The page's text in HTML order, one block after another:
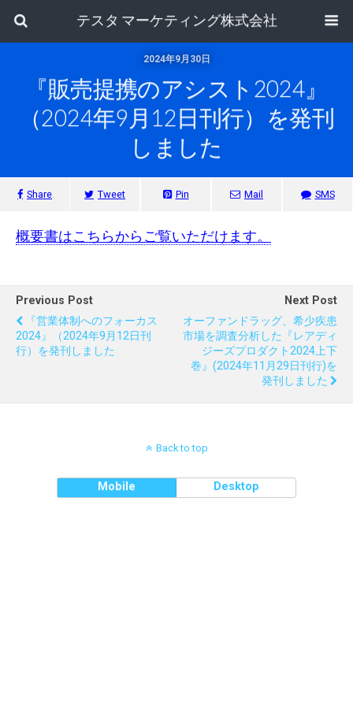
テスタ マーケティング株式会社
2024年9月30日
『販売提携のアシスト2024』
（2024年9月12日刊行）を発刊
しました
Share Tweet Pin Mail SMS
概要書はこちらからご覧いただけます。
Previous Post
『営業体制へのフォーカス
2024』（2024年9月12日刊
行）を発刊しました
Next Post
オーファンドラッグ、希少疾患
市場を調査分析した『レアディ
ジーズプロダクト2024上下
巻』(2024年11月29日刊行)を
発刊しました
Back to top
Mobile Desktop